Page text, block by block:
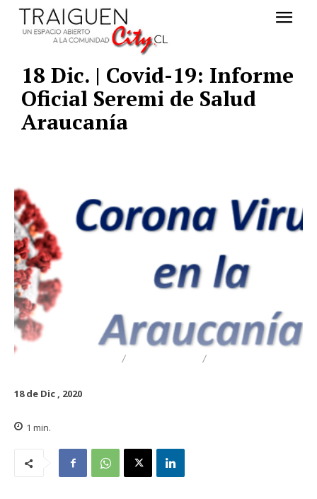
18 Dic. | Covid-19: Informe
Oficial Seremi de Salud
Araucanía
18 de Dic , 2020
1 min.